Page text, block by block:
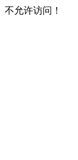
不允许访问！